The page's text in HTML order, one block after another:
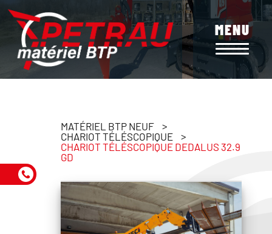
contenu
principal
MENU
MATÉRIEL BTP NEUF
CHARIOT TÉLÉSCOPIQUE
CHARIOT TÉLÉSCOPIQUE DEDALUS 32.9
GD